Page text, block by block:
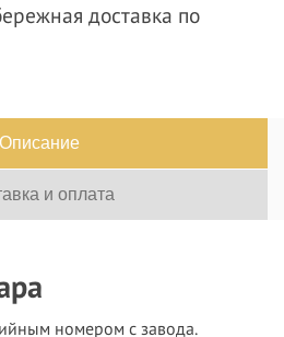
доставка по
Описание
и оплата
номером с завода.